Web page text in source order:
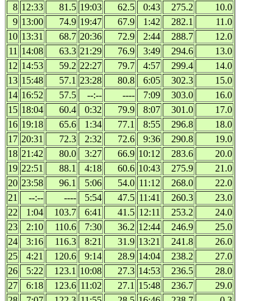
8 12:33 81.5 19:03 62.5 0:43 275.2
10.0
9 13:00 74.9 19:47 67.9 1:42 282.1
11.0
10 13:31 68.7 20:36 72.9 2:44 288.7
12.0
11 14:08 63.3 21:29 76.9 3:49 294.6
13.0
12 14:53 59.2 22:27 79.7 4:57 299.4
14.0
13 15:48 57.1 23:28 80.8 6:05 302.3
15.0
14 16:52 57.5 --:-- ---- 7:09 303.0
16.0
15 18:04 60.4 0:32 79.9 8:07 301.0
17.0
16 19:18 65.6 1:34 77.1 8:55 296.8
18.0
17 20:31 72.3 2:32 72.6 9:36 290.8
19.0
18 21:42 80.0 3:27 66.9 10:12 283.6
20.0
19 22:51 88.1 4:18 60.6 10:43 275.9
21.0
20 23:58 96.1 5:06 54.0 11:12 268.0
22.0
21
--:-- ---- 5:54 47.5 11:41 260.3
23.0
22
1:04 103.7 6:41 41.5 12:11 253.2
24.0
23
2:10 110.6 7:30 36.2 12:44 246.9
25.0
24
3:16 116.3 8:21 31.9 13:21 241.8
26.0
25
4:21 120.6 9:14 28.9 14:04 238.2
27.0
26
5:22 123.1 10:08 27.3 14:53 236.5
28.0
27
6:18 123.6 11:02 27.1 15:48 236.7
29.0